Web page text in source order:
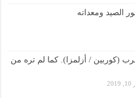
الصيد ومعداته
(كوربين / أزلمزا). كما لم تره من